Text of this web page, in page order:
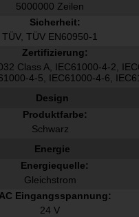
5000000 Zeilen
Sicherheit:
TÜV, TÜV EN60950-1
Zertifizierung:
Class A, IEC61000-4-2,
4-5, IEC61000-4-6,
Design
Produktfarbe:
Schwarz
Energie
Energiequelle:
Gleichstrom
AC Eingangsspannung:
24 V